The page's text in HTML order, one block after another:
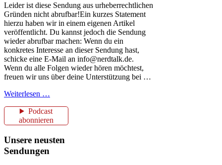
Leider ist diese Sendung aus urheberrechtlichen
Gründen nicht abrufbar!Ein kurzes Statement
hierzu haben wir in einem eigenen Artikel
veröffentlicht. Du kannst jedoch die Sendung
wieder abrufbar machen: Wenn du ein
konkretes Interesse an dieser Sendung hast,
schicke eine E-Mail an info@nerdtalk.de.
Wenn du alle Folgen wieder hören möchtest,
freuen wir uns über deine Unterstützung bei …
Weiterlesen …
Podcast
abonnieren
Unsere neusten
Sendungen